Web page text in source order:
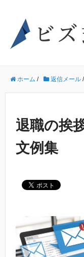
ホーム / 返信メール /
退職の挨
文例集